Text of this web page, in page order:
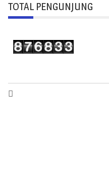
TOTAL PENGUNJUNG